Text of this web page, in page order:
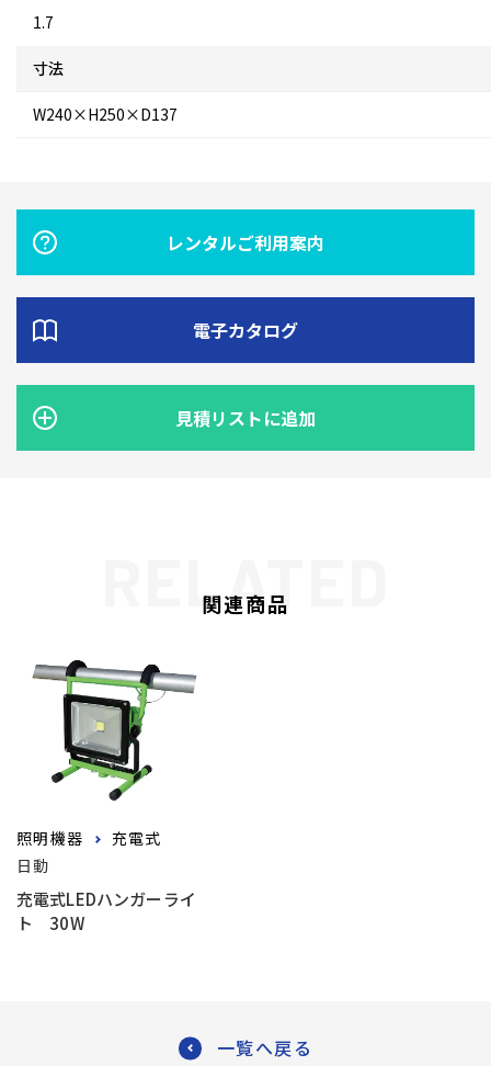
1.7
寸法
W240×H250×D137
レンタルご利用案内
電子カタログ
見積リストに追加
関連商品
照明機器
充電式
日動
充電式LEDハンガーライ
ト 30W
一覧へ戻る